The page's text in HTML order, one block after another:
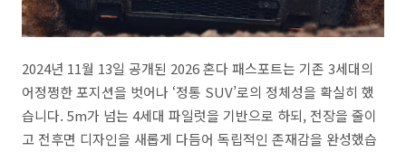
2024년 11월 13일 공개된 2026 혼다 패스포트는 기존 3세대의
어정쩡한 포지션을 벗어나 ‘정통 SUV’로의 정체성을 확실히 했
습니다. 5m가 넘는 4세대 파일럿을 기반으로 하되, 전장을 줄이
고 전후면 디자인을 새롭게 다듬어 독립적인 존재감을 완성했습